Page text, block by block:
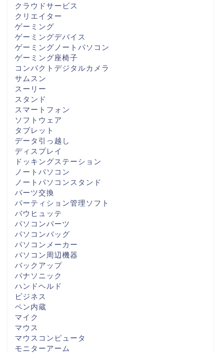
クラウドサービス
クリエイター
ゲーミング
ゲーミングデバイス
ゲーミングノートパソコン
ゲーミング座椅子
コンパクトデジタルカメラ
サムスン
スーリー
スタンド
スマートフォン
ソフトウェア
タブレット
データ引っ越し
ディスプレイ
ドッキングステーション
ノートパソコン
ノートパソコンスタンド
パーツ交換
パーティション管理ソフト
バウヒュッテ
パソコンパーツ
パソコンバッグ
パソコンメーカー
パソコン周辺機器
バックアップ
パナソニック
ハンドヘルド
ビジネス
ペン内蔵
マイク
マウス
マウスコンピュータ
モニターアーム